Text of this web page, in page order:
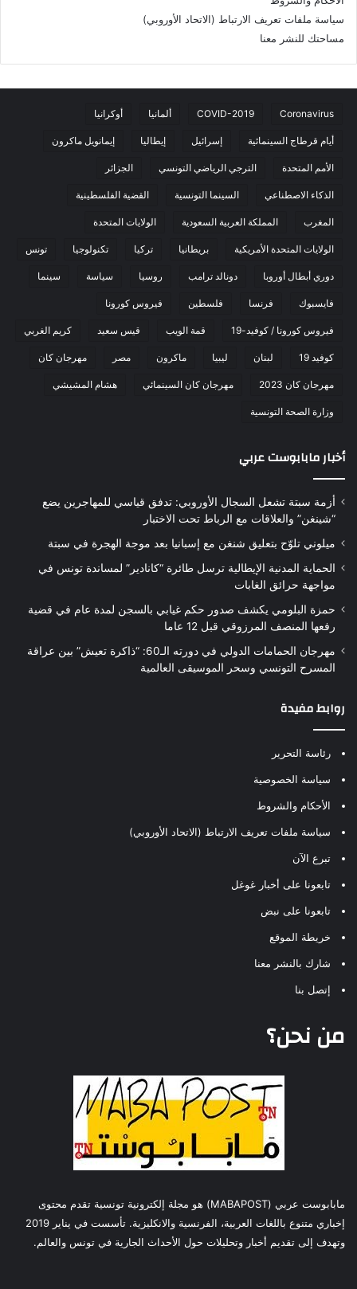
سياسة ملفات تعريف الارتباط (الاتحاد الأوروبي)
مساحتك للنشر معنا
Coronavirus
COVID-2019 ألمانيا أوكرانيا
أيام قرطاج السينمائية إسرائيل إيطاليا إيمانويل ماكرون
الأمم المتحدة الترجي الرياضي التونسي الجزائر
الذكاء الاصطناعي السينما التونسية القضية الفلسطينية
المغرب المملكة العربية السعودية الولايات المتحدة
الولايات المتحدة الأمريكية بريطانيا تركيا تكنولوجيا تونس
دوري أبطال أوروبا دونالد ترامب روسيا سياسة سينما
فايسبوك فرنسا فلسطين فيروس كورونا
فيروس كورونا / كوفيد-19 قمة الويب قيس سعيد كريم الغربي
كوفيد 19 لبنان ليبيا ماكرون مصر مهرجان كان
مهرجان كان 2023 مهرجان كان السينمائي هشام المشيشي
وزارة الصحة التونسية
أخبار مابابوست عربي
أزمة سبتة تشعل السجال الأوروبي: تدفق قياسي للمهاجرين يضع
“شينغن” والعلاقات مع الرباط تحت الاختبار
ميلوني تلوّح بتعليق شنغن مع إسبانيا بعد موجة الهجرة في سبتة
الحماية المدنية الإيطالية ترسل طائرة “كانادير” لمساندة تونس في
مواجهة حرائق الغابات
حمزة البلومي يكشف صدور حكم غيابي بالسجن لمدة عام في قضية
رفعها المنصف المرزوقي قبل 12 عاما
مهرجان الحمامات الدولي في دورته الـ60: “ذاكرة تعيش” بين عراقة
المسرح التونسي وسحر الموسيقى العالمية
روابط مفيدة
رئاسة التحرير
سياسة الخصوصية
الأحكام والشروط
سياسة ملفات تعريف الارتباط (الاتحاد الأوروبي)
تبرع الآن
تابعونا على أخبار غوغل
تابعونا على نبض
خريطة الموقع
شارك بالنشر معنا
إتصل بنا
من نحن؟
مابابوست عربي (MABAPOST) هو مجلة إلكترونية تونسية تقدم محتوى
إخباري متنوع باللغات العربية، الفرنسية والانكليزية. تأسست في يناير 2019
وتهدف إلى تقديم أخبار وتحليلات حول الأحداث الجارية في تونس والعالم.